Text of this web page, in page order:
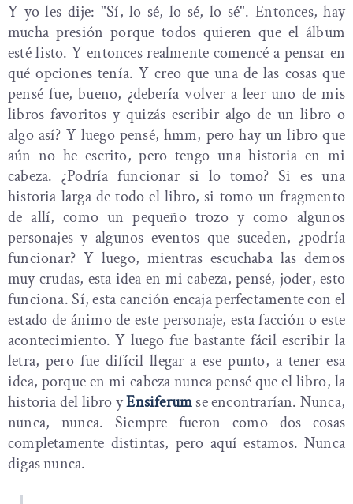
Y yo les dije: "Sí, lo sé, lo sé, lo sé". Entonces, hay
mucha presión porque todos quieren que el álbum
esté listo. Y entonces realmente comencé a pensar en
qué opciones tenía. Y creo que una de las cosas que
pensé fue, bueno, ¿debería volver a leer uno de mis
libros favoritos y quizás escribir algo de un libro o
algo así? Y luego pensé, hmm, pero hay un libro que
aún no he escrito, pero tengo una historia en mi
cabeza. ¿Podría funcionar si lo tomo? Si es una
historia larga de todo el libro, si tomo un fragmento
de allí, como un pequeño trozo y como algunos
personajes y algunos eventos que suceden, ¿podría
funcionar? Y luego, mientras escuchaba las demos
muy crudas, esta idea en mi cabeza, pensé, joder, esto
funciona. Sí, esta canción encaja perfectamente con el
estado de ánimo de este personaje, esta facción o este
acontecimiento. Y luego fue bastante fácil escribir la
letra, pero fue difícil llegar a ese punto, a tener esa
idea, porque en mi cabeza nunca pensé que el libro, la
historia del libro yEnsiferumse encontrarían. Nunca,
nunca, nunca. Siempre fueron como dos cosas
completamente distintas, pero aquí estamos. Nunca
digas nunca.